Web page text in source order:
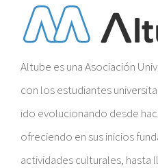
Altube es una Asociación
con los estudiantes
ido evolucionando desde
ofreciendo en sus inicios
actividades culturales, hasta